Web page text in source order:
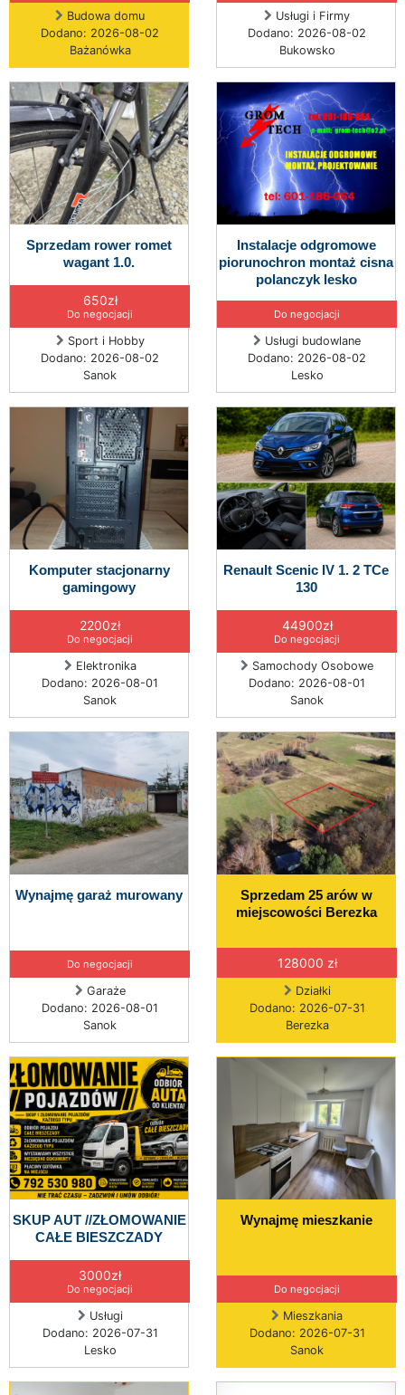
Budowa domu
Dodano: 2026-08-02
Bażanówka
Usługi i Firmy
Dodano: 2026-08-02
Bukowsko
Sprzedam rower romet
wagant 1.0.
650zł
Do negocjacji
Sport i Hobby
Dodano: 2026-08-02
Sanok
Instalacje odgromowe
piorunochron montaż cisna
polanczyk lesko
Do negocjacji
Usługi budowlane
Dodano: 2026-08-02
Lesko
Komputer stacjonarny
gamingowy
2200zł
Do negocjacji
Elektronika
Dodano: 2026-08-01
Sanok
Renault Scenic IV 1. 2 TCe
130
44900zł
Do negocjacji
Samochody Osobowe
Dodano: 2026-08-01
Sanok
Wynajmę garaż murowany
Do negocjacji
Garaże
Dodano: 2026-08-01
Sanok
Sprzedam 25 arów w
miejscowości Berezka
128000 zł
Działki
Dodano: 2026-07-31
Berezka
SKUP AUT //ZŁOMOWANIE
CAŁE BIESZCZADY
3000zł
Do negocjacji
Usługi
Dodano: 2026-07-31
Lesko
Wynajmę mieszkanie
Do negocjacji
Mieszkania
Dodano: 2026-07-31
Sanok